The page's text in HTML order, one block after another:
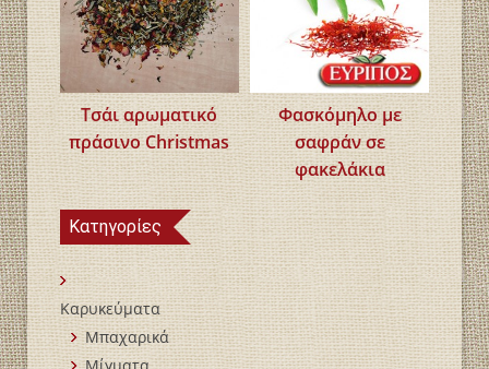
Τσάι αρωματικό
πράσινο Christmas
Φασκόμηλο με
σαφράν σε
φακελάκια
Κατηγορίες
Καρυκεύματα
Μπαχαρικά